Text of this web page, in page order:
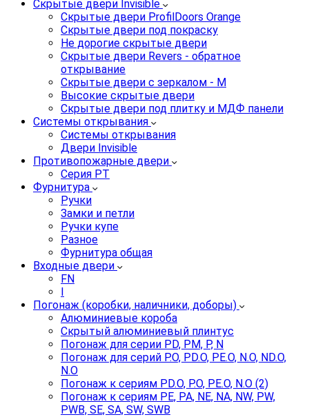
Скрытые двери Invisible
Скрытые двери ProfilDoors Orange
Скрытые двери под покраску
Не дорогие скрытые двери
Скрытые двери Revers - обратное
открывание
Скрытые двери с зеркалом - M
Высокие скрытые двери
Скрытые двери под плитку и МДФ панели
Системы открывания
Системы открывания
Двери Invisible
Противопожарные двери
Серия PT
Фурнитура
Ручки
Замки и петли
Ручки купе
Разное
Фурнитура общая
Входные двери
FN
I
Погонаж (коробки, наличники, доборы)
Алюминиевые короба
Скрытый алюминиевый плинтус
Погонаж для серии PD, PM, P, N
Погонаж для серий P.O, PD.O, PE.O, N.O, ND.O,
N.O
Погонаж к сериям PD.O, P.O, PE.O, N.O (2)
Погонаж к сериям PE, PA, NE, NA, NW, PW,
PWB, SE, SA, SW, SWB